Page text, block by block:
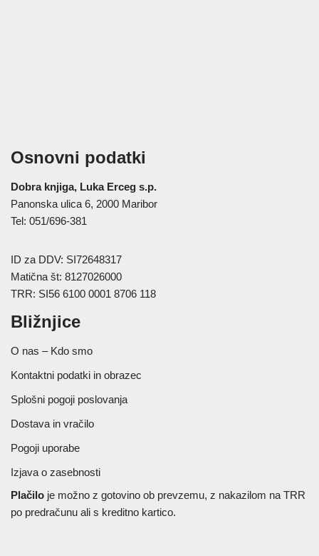
Osnovni podatki
Dobra knjiga, Luka Erceg s.p.
Panonska ulica 6, 2000 Maribor
Tel: 051/696-381
ID za DDV: SI72648317
Matična št: 8127026000
TRR: SI56 6100 0001 8706 118
Bližnjice
O nas – Kdo smo
Kontaktni podatki in obrazec
Splošni pogoji poslovanja
Dostava in vračilo
Pogoji uporabe
Izjava o zasebnosti
Plačilo je možno z gotovino ob prevzemu, z nakazilom na TRR
po predračunu ali s kreditno kartico.